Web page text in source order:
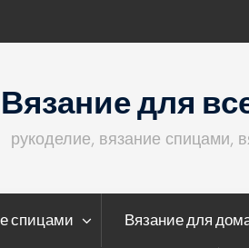
“Спирали”
Вязание для
рукоделие, вязание спицами,
спицами Вязание для